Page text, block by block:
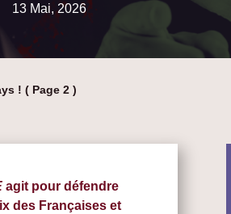
13 Mai, 2026
! ( Page 2 )
agit pour défendre
des Françaises et